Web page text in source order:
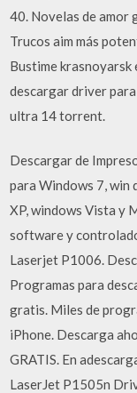
40. Novelas de amor
Trucos aim más
Bustime
descargar driver
ultra 14 torrent.
Descargar de
para Windows 7, win
XP, windows Vista y
software y
Laserjet P1006.
Programas para
gratis. Miles de
iPhone. Descarga
GRATIS. En
LaserJet P1505n